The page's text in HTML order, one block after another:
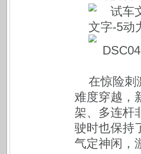
在惊险刺
难度穿越，
架、多连杆
驶时也保持
气定神闲，